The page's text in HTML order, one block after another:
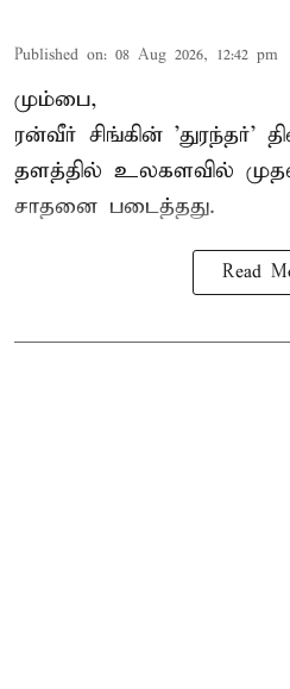
Published on: 08 Aug 2026, 12:42 pm
மும்பை,
ரன்வீர் சிங்கின் 'துரந்தர்'
தளத்தில் உலகளவில்
சாதனை படைத்தது.
Read